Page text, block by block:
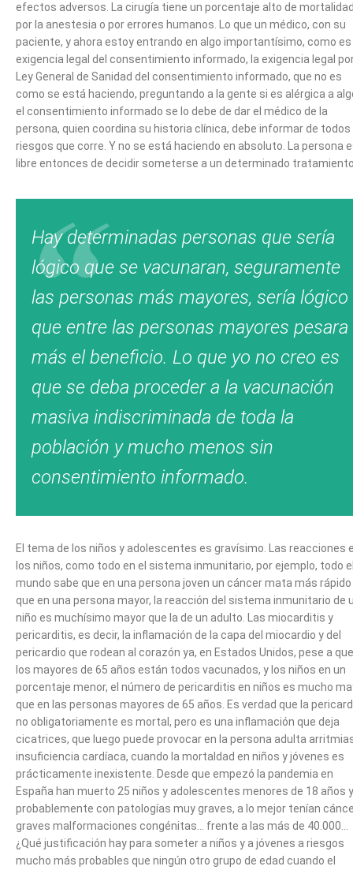
efectos adversos. La cirugía tiene un porcentaje alto de
por la anestesia o por errores humanos. Lo que un médico, con su
paciente, y ahora estoy entrando en algo importantísimo, como es
exigencia legal del consentimiento informado, la exigencia legal
Ley General de Sanidad del consentimiento informado, que no es
como se está haciendo, preguntando a la gente si es alérgica a
el consentimiento informado se lo debe de dar el médico de la
persona, quien coordina su historia clínica, debe informar de todos
riesgos que corre. Y no se está haciendo en absoluto. La persona
libre entonces de decidir someterse a un determinado
Hay determinadas personas que sería
lógico que se vacunaran, seguramente
las personas más mayores, sería lógico
que entre las personas mayores pesara
más el beneficio. Lo que yo no creo es
que se deba proceder a la vacunación
masiva indiscriminada de toda la
población y mucho menos sin
consentimiento informado.
El tema de los niños y adolescentes es gravísimo. Las reacciones
los niños, como todo en el sistema inmunitario, por ejemplo, todo
mundo sabe que en una persona joven un cáncer mata más rápido
que en una persona mayor, la reacción del sistema inmunitario de
niño es muchísimo mayor que la de un adulto. Las miocarditis y
pericarditis, es decir, la inflamación de la capa del miocardio y del
pericardio que rodean al corazón ya, en Estados Unidos, pese a que
los mayores de 65 años están todos vacunados, y los niños en un
porcentaje menor, el número de pericarditis en niños es mucho
que en las personas mayores de 65 años. Es verdad que la
no obligatoriamente es mortal, pero es una inflamación que deja
cicatrices, que luego puede provocar en la persona adulta
insuficiencia cardíaca, cuando la mortaldad en niños y jóvenes es
prácticamente inexistente. Desde que empezó la pandemia en
España han muerto 25 niños y adolescentes menores de 18 años y
probablemente con patologías muy graves, a lo mejor tenían
graves malformaciones congénitas… frente a las más de 40.000…
¿Qué justificación hay para someter a niños y a jóvenes a riesgos
mucho más probables que ningún otro grupo de edad cuando el